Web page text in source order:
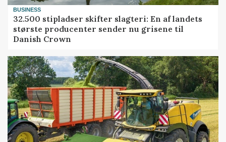
BUSINESS
32.500 stipladser skifter slagteri: En af landets
største producenter sender nu grisene til
Danish Crown